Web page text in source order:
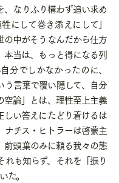
なりふり構わず追い求め
にして巻き添えにして」
の中がそうなんだから仕方
本当は、もっと得になる列
分でしかなかったのに、
う言葉で覆い隠して、自分
空論」とは、理性至上主義
い答えにたどり着けるは
チス・ヒトラーは啓蒙主
頭葉のみに頼る我々の態
も知らず、それを「振り
た。